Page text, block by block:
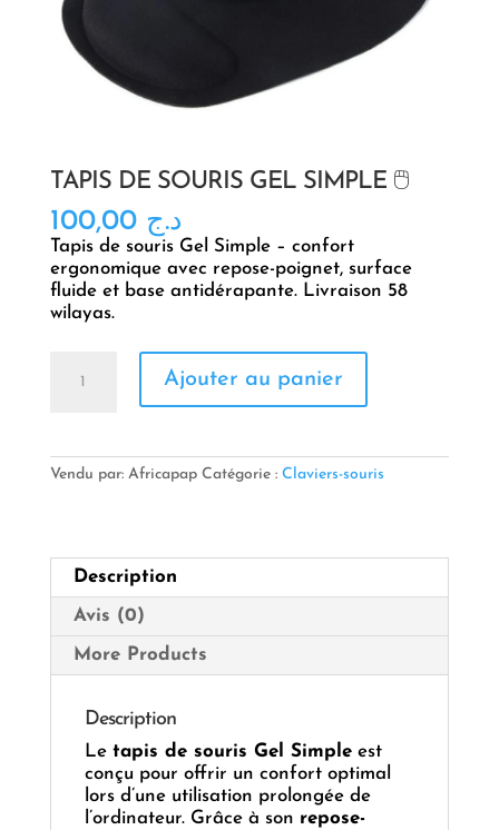
TAPIS DE SOURIS GEL SIMPLE 🖱️
د.ج 100,00
Tapis de souris Gel Simple – confort
ergonomique avec repose-poignet, surface
fluide et base antidérapante. Livraison 58
wilayas.
GEL
Ajouter au panier
Vendu par: Africapap Catégorie : Claviers-souris
Description
Avis (0)
More Products
Description
Le tapis de souris Gel Simpleest
conçu pour offrir un confort optimal
lors d’une utilisation prolongée de
l’ordinateur. Grâce à son repose-